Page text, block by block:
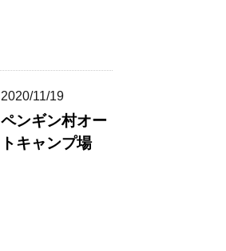
2020/11/19
ペンギン村オー
トキャンプ場